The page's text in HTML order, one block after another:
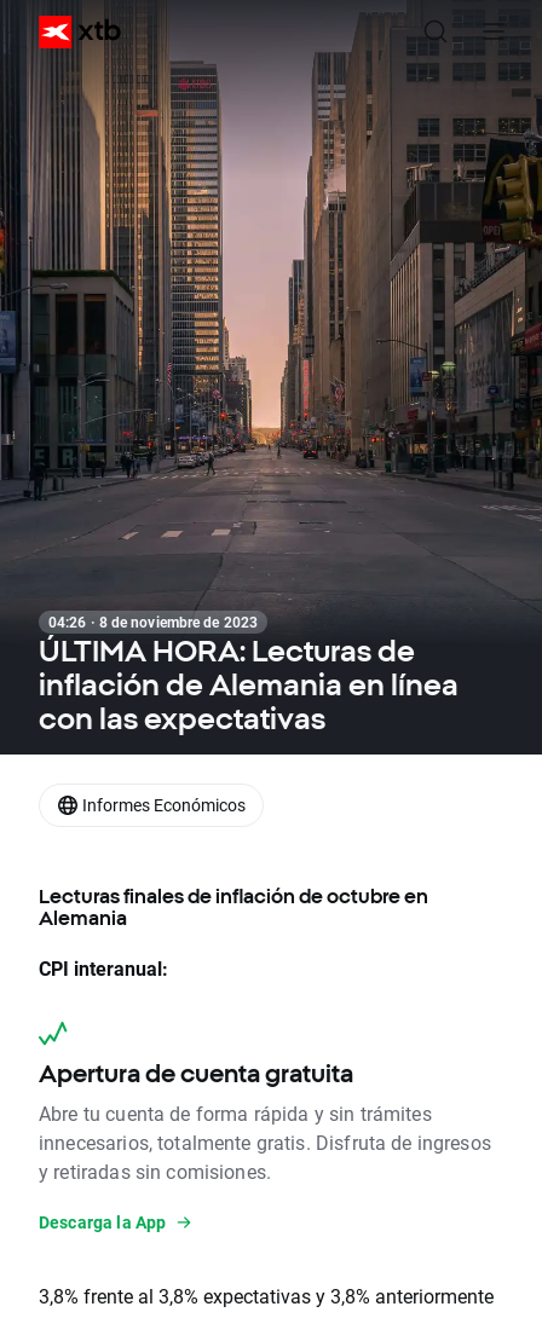
04:26 · 8 de noviembre de 2023
ÚLTIMA HORA: Lecturas de
inflación de Alemania en línea
con las expectativas
Lecturas finales de inflación de octubre en
Alemania
CPI interanual:
Apertura de cuenta gratuita
Abre tu cuenta de forma rápida y sin trámites
innecesarios, totalmente gratis. Disfruta de ingresos
y retiradas sin comisiones.
Descarga la App
3,8% frente al 3,8% expectativas y 3,8% anteriormente
Informes Económicos